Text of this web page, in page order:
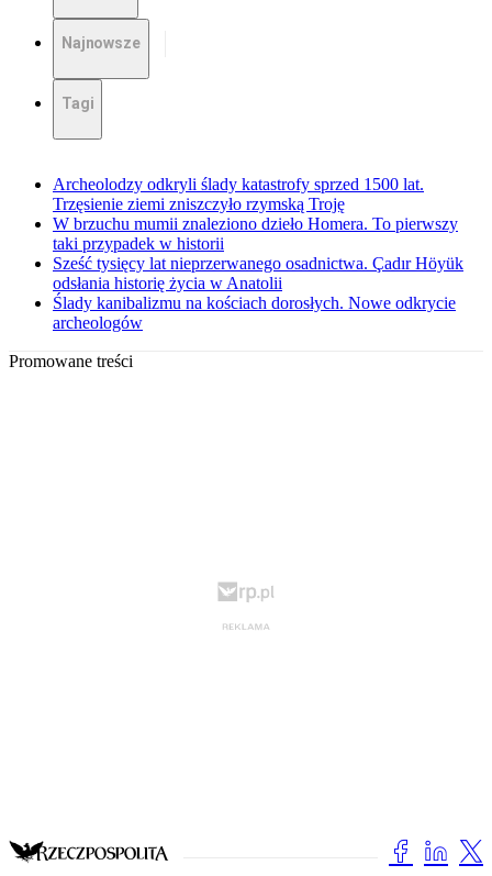
Najnowsze
Tagi
Archeolodzy odkryli ślady katastrofy sprzed 1500 lat.
Trzęsienie ziemi zniszczyło rzymską Troję
W brzuchu mumii znaleziono dzieło Homera. To pierwszy
taki przypadek w historii
Sześć tysięcy lat nieprzerwanego osadnictwa. Çadır Höyük
odsłania historię życia w Anatolii
Ślady kanibalizmu na kościach dorosłych. Nowe odkrycie
archeologów
Promowane treści